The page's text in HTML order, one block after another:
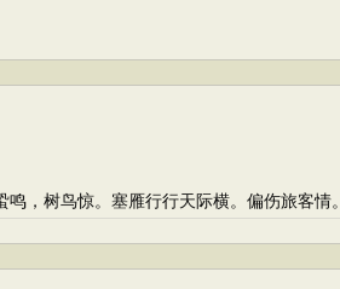
，树鸟惊。塞雁行行天际横。偏伤旅客情。